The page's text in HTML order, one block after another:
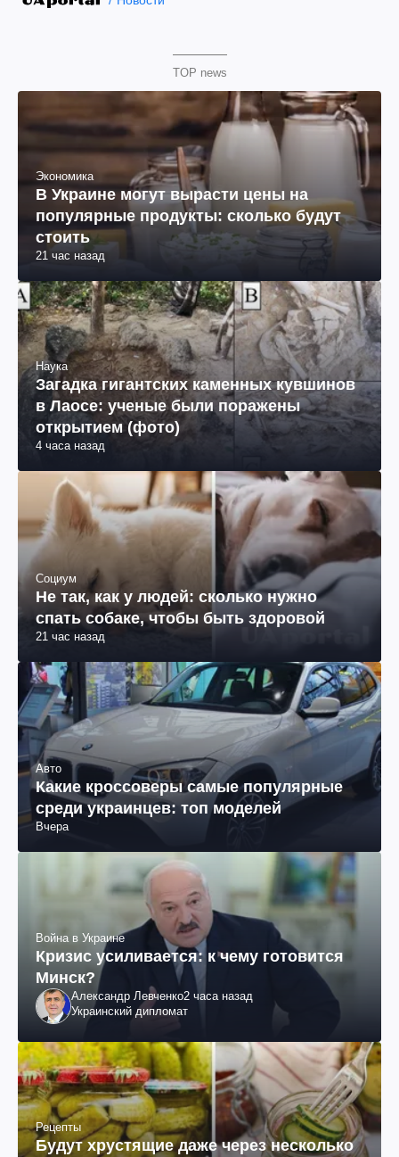
TOP news
Экономика
В Украине могут вырасти цены на
популярные продукты: сколько будут
стоить
21 час назад
Наука
Загадка гигантских каменных кувшинов
в Лаосе: ученые были поражены
открытием (фото)
4 часа назад
Социум
Не так, как у людей: сколько нужно
спать собаке, чтобы быть здоровой
21 час назад
Авто
Какие кроссоверы самые популярные
среди украинцев: топ моделей
Вчера
Война в Украине
Кризис усиливается: к чему готовится
Минск?
Александр Левченко2 часа назад
Украинский дипломат
Рецепты
Будут хрустящие даже через несколько